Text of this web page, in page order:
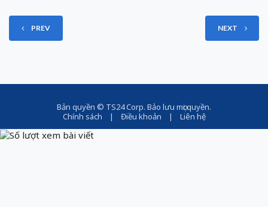
PREV NEXT
Bản quyền © TS24 Corp. Bảo lưu mọi quyền.
Chính sách | Điều khoản | Liên hệ